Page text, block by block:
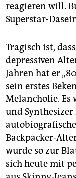
reagieren will.
Superstar-
Tragisch ist,
depressiven
Jahren hat er
sein erstes
Melancholie. Es
und
Backpacker-
wurde so zur
sich heute mit